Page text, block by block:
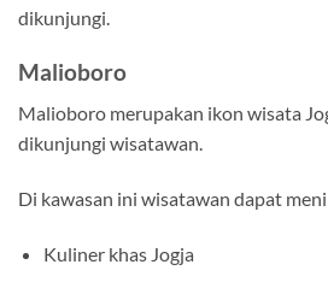
dikunjungi.
Malioboro
Malioboro merupakan ikon wisata
dikunjungi wisatawan.
Di kawasan ini wisatawan dapat
Kuliner khas Jogja